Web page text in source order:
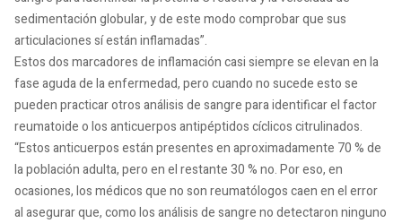
sedimentación globular, y de este modo comprobar que sus
articulaciones sí están inflamadas”.
Estos dos marcadores de inflamación casi siempre se elevan en la
fase aguda de la enfermedad, pero cuando no sucede esto se
pueden practicar otros análisis de sangre para identificar el factor
reumatoide o los anticuerpos antipéptidos cíclicos citrulinados.
“Estos anticuerpos están presentes en aproximadamente 70 % de
la población adulta, pero en el restante 30 % no. Por eso, en
ocasiones, los médicos que no son reumatólogos caen en el error
al asegurar que, como los análisis de sangre no detectaron ninguno